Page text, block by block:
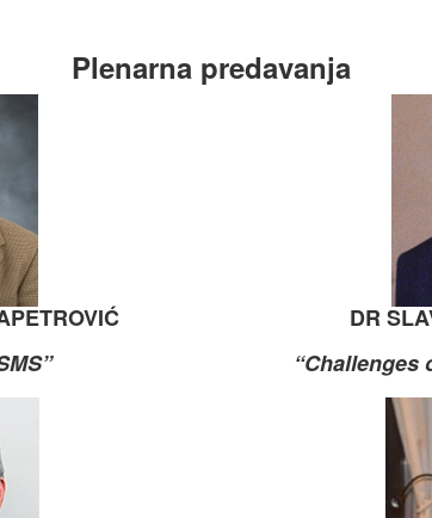
Plenarna predavanja
DR